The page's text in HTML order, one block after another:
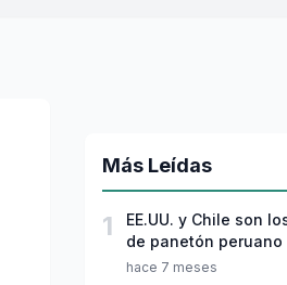
Más Leídas
1
EE.UU. y Chile son
de panetón peruano
hace 7 meses